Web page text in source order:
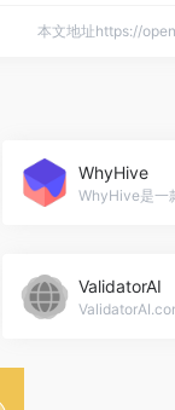
本文地址https://
WhyHive
ValidatorAI